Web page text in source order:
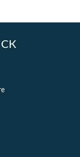
СК